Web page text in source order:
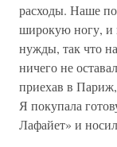
расходы. Наше
широкую ногу, и
нужды, так что
ничего не
приехав в
Я покупала
Лафайет» и